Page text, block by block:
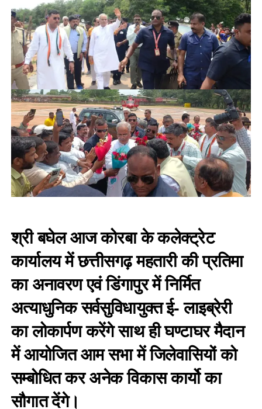
श्री बघेल आज कोरबा के कलेक्ट्रेट
कार्यालय में छत्तीसगढ़ महतारी की प्रतिमा
का अनावरण एवं डिंगापुर में निर्मित
अत्याधुनिक सर्वसुविधायुक्त ई- लाइब्रेरी
का लोकार्पण करेंगे साथ ही घण्टाघर मैदान
में आयोजित आम सभा में जिलेवासियों को
सम्बोधित कर अनेक विकास कार्यो का
सौगात देंगे।